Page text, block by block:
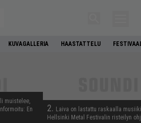
KUVAGALLERIA HAASTATTELU
muistelee,
En
2. Laiva on lastattu raskaalla
Hellsinki Metal Festivalin risteilyn